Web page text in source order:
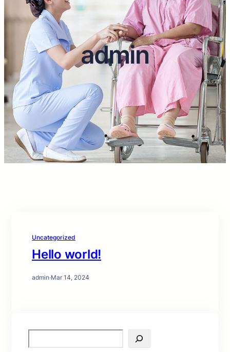
admin
Uncategorized
Hello world!
admin·Mar 14, 2024
e